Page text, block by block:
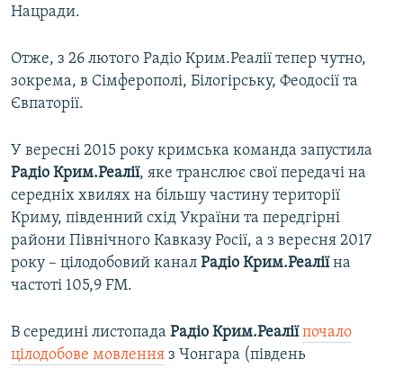
Нацради.
Отже, з 26 лютого Радіо Крим.Реалії тепер чутно,
зокрема, в Сімферополі, Білогірську, Феодосії та
Євпаторії.
У вересні 2015 року кримська команда запустила
Радіо Крим.Реалії, яке транслює свої передачі на
середніх хвилях на більшу частину території
Криму, південний схід України та передгірні
райони Північного Кавказу Росії, а з вересня 2017
року – цілодобовий канал Радіо Крим.Реаліїна
частоті 105,9 FM.
В середині листопада Радіо Крим.Реалії почало
цілодобове мовлення з Чонгара (південь